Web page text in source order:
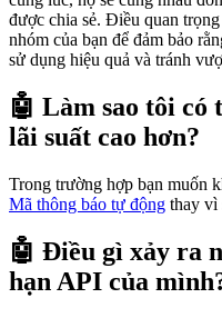
được chia sẻ. Điều quan
nhóm của bạn để đảm bảo
sử dụng hiệu quả và tránh
🤖 Làm sao tôi có
lãi suất cao hơn?
Trong trường hợp bạn muốn
Mã thông báo tự động thay vì
🤖 Điều gì xảy ra
hạn API của